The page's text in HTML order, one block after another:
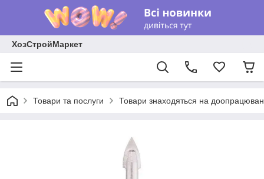
ХозСтройМаркет
Товари та послуги Товари знаходяться на